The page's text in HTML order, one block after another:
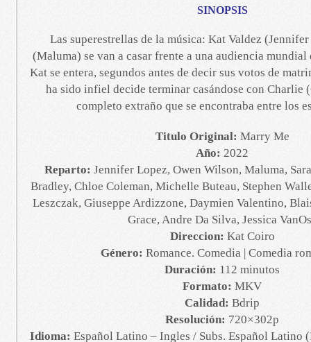
SINOPSIS
Las superestrellas de la música: Kat Valdez
(Maluma) se van a casar frente a una audiencia mundial
Kat se entera, segundos antes de decir sus votos de
ha sido infiel decide terminar casándose con Charlie
completo extraño que se encontraba entre los
Titulo Original: Marry Me
Año: 2022
Reparto: Jennifer Lopez, Owen Wilson, Maluma,
Bradley, Chloe Coleman, Michelle Buteau, Stephen
Leszczak, Giuseppe Ardizzone, Daymien Valentino,
Grace, Andre Da Silva, Jessica
Direccion: Kat Coiro
Género: Romance. Comedia | Comedia
Duración: 112 minutos
Formato: MKV
Calidad: Bdrip
Resolución: 720×302p
Idioma: Español Latino – Ingles / Subs. Español Latino